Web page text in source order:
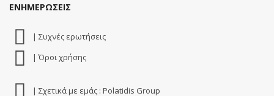
ΕΝΗΜΕΡΩΣΕΙΣ
| Συχνές ερωτήσεις
| Όροι χρήσης
| Σχετικά με εμάς : Polatidis Group